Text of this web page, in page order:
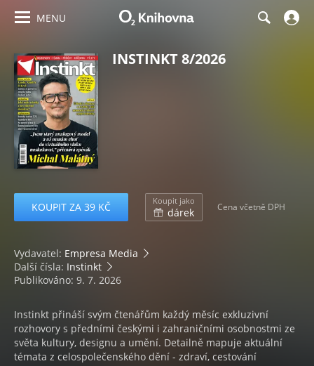
MENU
INSTINKT 8/2026
KOUPIT ZA 39 KČ Koupit jako
dárek Cena včetně DPH
Vydavatel: Empresa Media
Další čísla: Instinkt
Publikováno: 9. 7. 2026
Instinkt přináší svým čtenářům každý měsíc exkluzivní
rozhovory s předními českými i zahraničními osobnostmi ze
světa kultury, designu a umění. Detailně mapuje aktuální
témata z celospolečenského dění - zdraví, cestování